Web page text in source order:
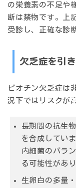
の栄養素の不足や
断は禁物です。上
受診し、正確な診
欠乏症を引
ビオチン欠乏症は
況下ではリスクが
長期間の抗生
を合成してい
内細菌のバラ
る可能性があり
生卵白の多量